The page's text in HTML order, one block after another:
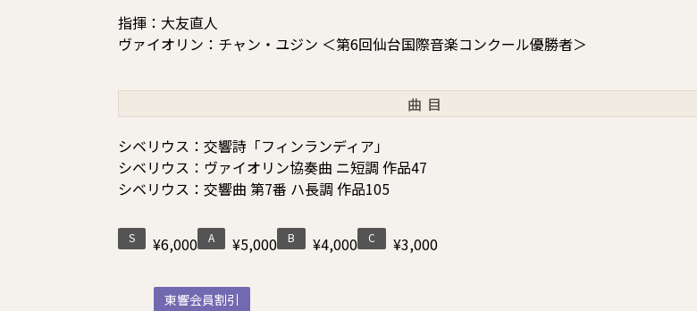
指揮：大友直人
ヴァイオリン：チャン・ユジン ＜第6回仙台国際音楽コンクール優勝者＞
曲目
シベリウス：交響詩「フィンランディア」
シベリウス：ヴァイオリン協奏曲 ニ短調 作品47
シベリウス：交響曲 第7番 ハ長調 作品105
S ¥6,000 A ¥5,000 B ¥4,000 C ¥3,000
東響会員割引